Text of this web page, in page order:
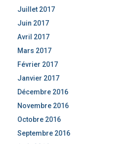
Juillet 2017
Juin 2017
Avril 2017
Mars 2017
Février 2017
Janvier 2017
Décembre 2016
Novembre 2016
Octobre 2016
Septembre 2016